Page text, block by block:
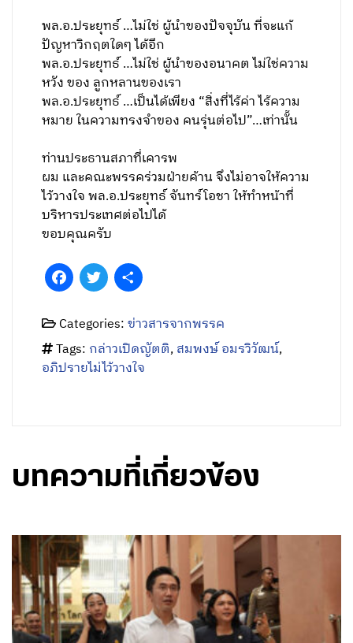
พล.อ.ประยุทธ์ …ไม่ใช่ ผู้นำของปัจจุบัน ที่จะแก้
ปัญหาวิกฤตใดๆ ได้อีก
พล.อ.ประยุทธ์ …ไม่ใช่ ผู้นำของอนาคต ไม่ใช่ความ
หวัง ของ ลูกหลานของเรา
พล.อ.ประยุทธ์ …เป็นได้เพียง “สิ่งที่ไร้ค่า ไร้ความ
หมาย ในความทรงจำของ คนรุ่นต่อไป”…เท่านั้น
ท่านประธานสภาที่เคารพ
ผม และคณะพรรคร่วมฝ่ายค้าน จึงไม่อาจให้ความ
ไว้วางใจ พล.อ.ประยุทธ์ จันทร์โอชา ให้ทำหน้าที่
บริหารประเทศต่อไปได้
ขอบคุณครับ
FacebookTwitter
Categories:ข่าวสารจากพรรค
Tags: กล่าวเปิดญัตติ,สมพงษ์ อมรวิวัฒน์,
อภิปรายไม่ไว้วางใจ
บทความที่เกี่ยวข้อง